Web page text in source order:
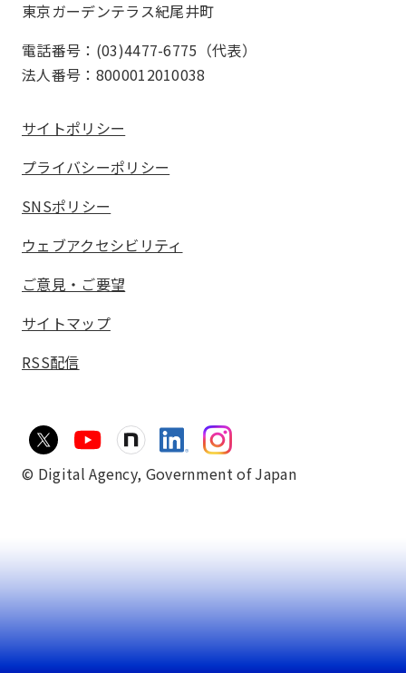
東京ガーデンテラス紀尾井町
電話番号：(03)4477-6775（代表）
法人番号：8000012010038
サイトポリシー
プライバシーポリシー
SNSポリシー
ウェブアクセシビリティ
ご意見・ご要望
サイトマップ
RSS配信
© Digital Agency, Government of Japan